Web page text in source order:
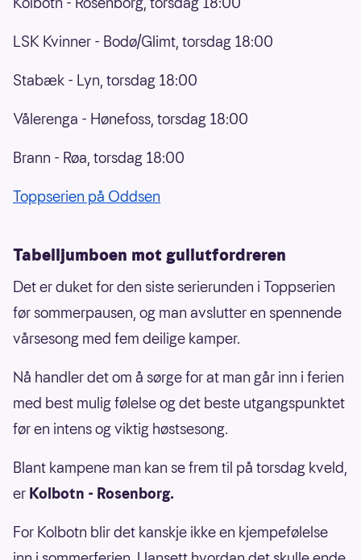
LSK Kvinner - Bodø/Glimt, torsdag 18:00
Stabæk - Lyn, torsdag 18:00
Vålerenga - Hønefoss, torsdag 18:00
Brann - Røa, torsdag 18:00
Toppserien på Oddsen
Tabelljumboen mot gullutfordreren
Det er duket for den siste serierunden i Toppserien
før sommerpausen, og man avslutter en spennende
vårsesong med fem deilige kamper.
Nå handler det om å sørge for at man går inn i ferien
med best mulig følelse og det beste utgangspunktet
før en intens og viktig høstsesong.
Blant kampene man kan se frem til på torsdag kveld,
er Kolbotn - Rosenborg.
For Kolbotn blir det kanskje ikke en kjempefølelse